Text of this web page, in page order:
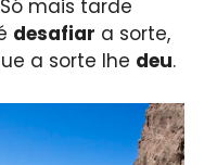
mais tarde
desafiar a sorte,
a sorte lhe deu.